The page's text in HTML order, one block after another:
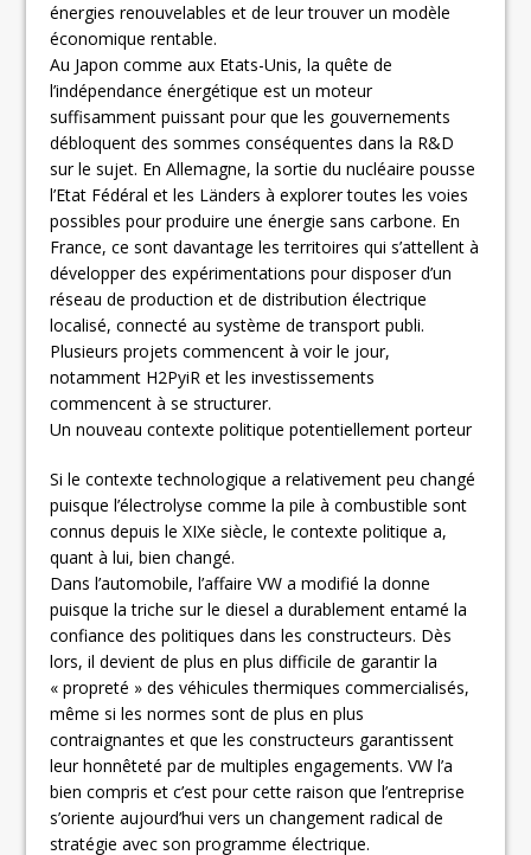
énergies renouvelables et de leur trouver un modèle
économique rentable.
Au Japon comme aux Etats-Unis, la quête de
l’indépendance énergétique est un moteur
suffisamment puissant pour que les gouvernements
débloquent des sommes conséquentes dans la R&D
sur le sujet. En Allemagne, la sortie du nucléaire pousse
l’Etat Fédéral et les Länders à explorer toutes les voies
possibles pour produire une énergie sans carbone. En
France, ce sont davantage les territoires qui s’attellent à
développer des expérimentations pour disposer d’un
réseau de production et de distribution électrique
localisé, connecté au système de transport publi.
Plusieurs projets commencent à voir le jour,
notamment H2PyiR et les investissements
commencent à se structurer.
Un nouveau contexte politique potentiellement porteur
Si le contexte technologique a relativement peu changé
puisque l’électrolyse comme la pile à combustible sont
connus depuis le XIXe siècle, le contexte politique a,
quant à lui, bien changé.
Dans l’automobile, l’affaire VW a modifié la donne
puisque la triche sur le diesel a durablement entamé la
confiance des politiques dans les constructeurs. Dès
lors, il devient de plus en plus difficile de garantir la
« propreté » des véhicules thermiques commercialisés,
même si les normes sont de plus en plus
contraignantes et que les constructeurs garantissent
leur honnêteté par de multiples engagements. VW l’a
bien compris et c’est pour cette raison que l’entreprise
s’oriente aujourd’hui vers un changement radical de
stratégie avec son programme électrique.